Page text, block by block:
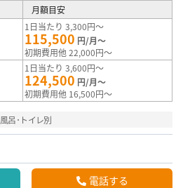
月額目安
1日当たり 3,300円～
115,500 円/月～
初期費用他 22,000円～
1日当たり 3,600円～
124,500 円/月～
初期費用他 16,500円～
風呂･トイレ別
電話する